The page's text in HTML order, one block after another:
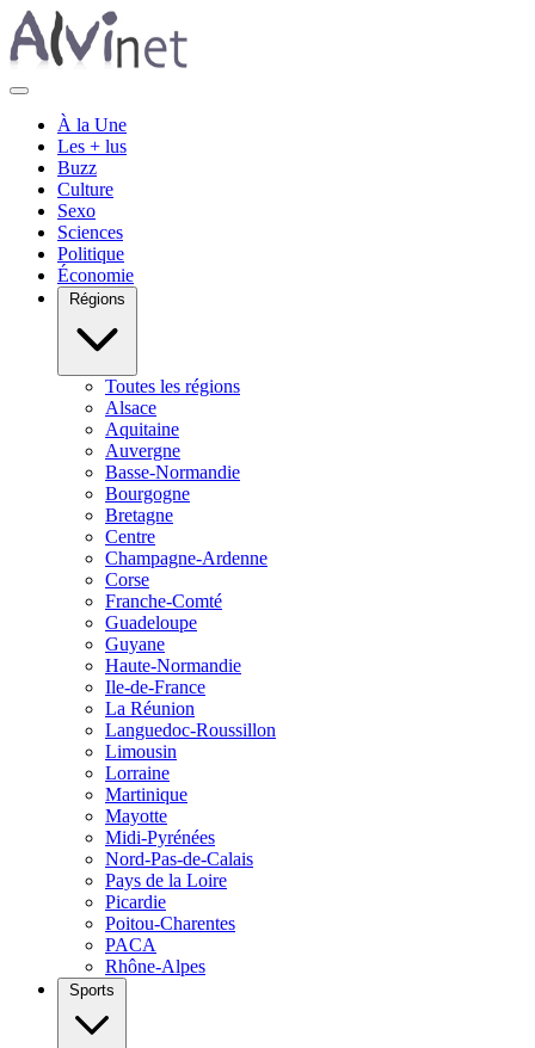
À la Une
Les + lus
Buzz
Culture
Sexo
Sciences
Politique
Économie
Régions
Toutes les régions
Alsace
Aquitaine
Auvergne
Basse-Normandie
Bourgogne
Bretagne
Centre
Champagne-Ardenne
Corse
Franche-Comté
Guadeloupe
Guyane
Haute-Normandie
Ile-de-France
La Réunion
Languedoc-Roussillon
Limousin
Lorraine
Martinique
Mayotte
Midi-Pyrénées
Nord-Pas-de-Calais
Pays de la Loire
Picardie
Poitou-Charentes
PACA
Rhône-Alpes
Sports